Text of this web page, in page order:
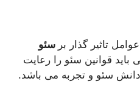
تاثیر گذار بر سئو
قوانین سئو را رعایت
سئو و تجربه می باشد.